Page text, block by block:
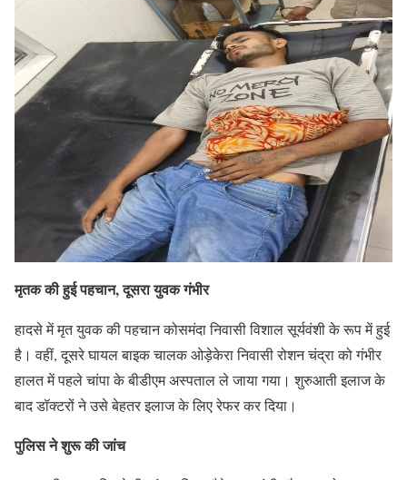
मृतक की हुई पहचान, दूसरा युवक गंभीर
हादसे में मृत युवक की पहचान कोसमंदा निवासी विशाल सूर्यवंशी के रूप में हुई
है। वहीं, दूसरे घायल बाइक चालक ओड़ेकेरा निवासी रोशन चंद्रा को गंभीर
हालत में पहले चांपा के बीडीएम अस्पताल ले जाया गया। शुरुआती इलाज के
बाद डॉक्टरों ने उसे बेहतर इलाज के लिए रेफर कर दिया।
पुलिस ने शुरू की जांच